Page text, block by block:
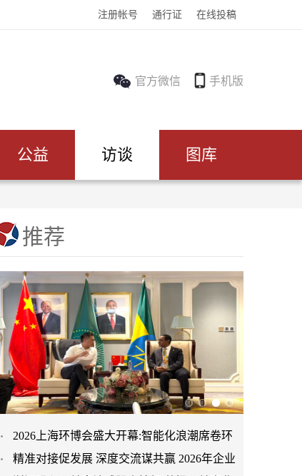
注册帐号 通行证 在线投稿
官方微信 手机版
公益 访谈 图库
推荐
2026上海环博会盛大开幕:智能化浪潮席卷环
保产业
精准对接促发展 深度交流谋共赢 2026年企业